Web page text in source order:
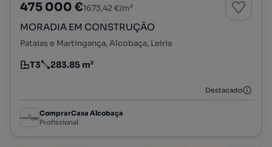
475 000 €1673,42 €/m²
MORADIA EM CONSTRUÇÃO
Pataias e Martingança, Alcobaça, Leiria
Tipologia
T3
Preço por metro quadrado
283.85 m²
Destacado
ComprarCasa Alcobaça
Profissional